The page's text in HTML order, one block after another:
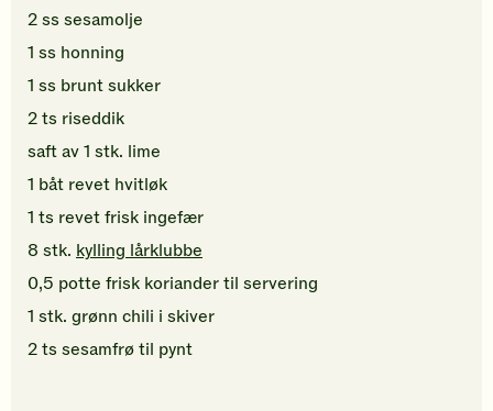
2ss sesamolje
1 ss honning
1 ss brunt sukker
2ts riseddik
saft av1 stk. lime
1 båt revet hvitløk
1 ts revetfrisk ingefær
8 stk. kylling lårklubbe
0,5 potte frisk koriandertil servering
1 stk. grønn chili i skiver
2ts sesamfrøtil pynt